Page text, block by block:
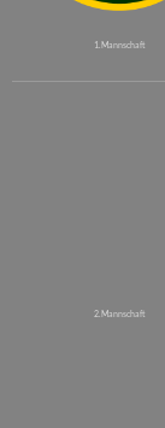
1. Mannschaft
2. Mannschaft